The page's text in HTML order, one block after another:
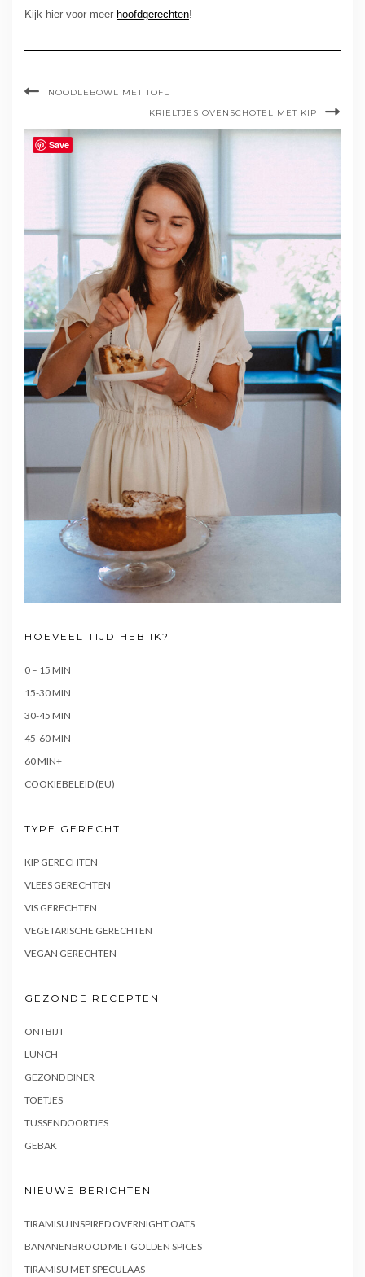
Kijk hier voor meer hoofdgerechten!
NOODLEBOWL MET TOFU
KRIELTJES OVENSCHOTEL MET KIP
HOEVEEL TIJD HEB IK?
0 – 15 MIN
15-30 MIN
30-45 MIN
45-60 MIN
60 MIN+
COOKIEBELEID (EU)
TYPE GERECHT
KIP GERECHTEN
VLEES GERECHTEN
VIS GERECHTEN
VEGETARISCHE GERECHTEN
VEGAN GERECHTEN
GEZONDE RECEPTEN
ONTBIJT
LUNCH
GEZOND DINER
TOETJES
TUSSENDOORTJES
GEBAK
NIEUWE BERICHTEN
TIRAMISU INSPIRED OVERNIGHT OATS
BANANENBROOD MET GOLDEN SPICES
TIRAMISU MET SPECULAAS
Save